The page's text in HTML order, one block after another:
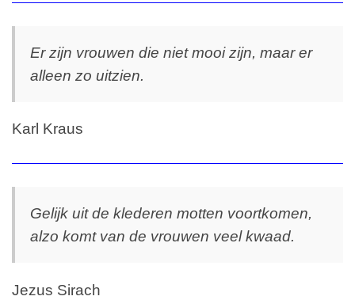
Er zijn vrouwen die niet mooi zijn, maar er
alleen zo uitzien.
Karl Kraus
Gelijk uit de klederen motten voortkomen,
alzo komt van de vrouwen veel kwaad.
Jezus Sirach